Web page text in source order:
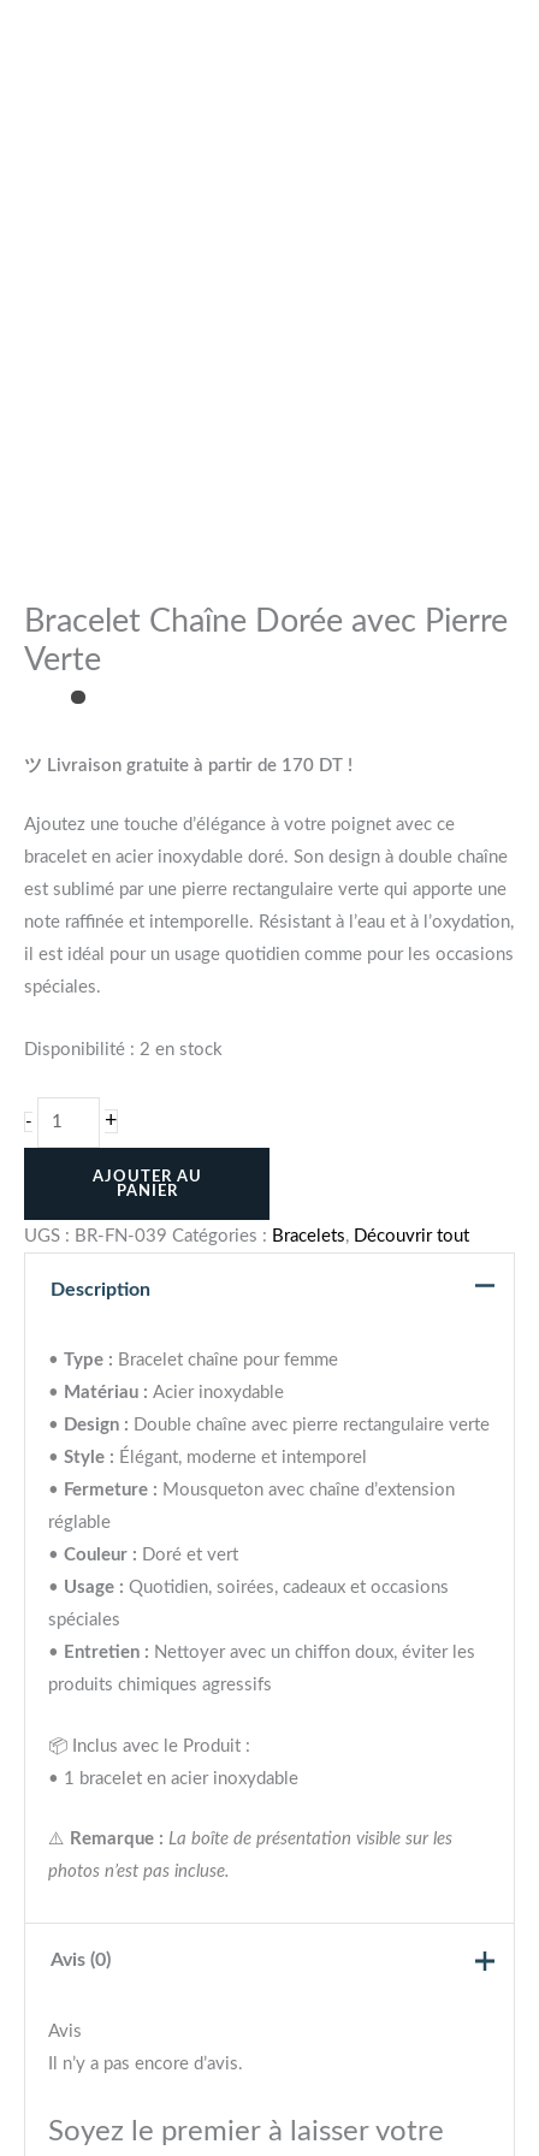
Bracelet Chaîne Dorée avec Pierre
Verte
ツ Livraison gratuite à partir de 170 DT !
Ajoutez une touche d’élégance à votre poignet avec ce
bracelet en acier inoxydable doré. Son design à double chaîne
est sublimé par une pierre rectangulaire verte qui apporte une
note raffinée et intemporelle. Résistant à l’eau et à l’oxydation,
il est idéal pour un usage quotidien comme pour les occasions
spéciales.
Disponibilité : 2 en stock
- +
AJOUTER AU
PANIER
UGS : BR-FN-039 Catégories : Bracelets, Découvrir tout
Description
• Type : Bracelet chaîne pour femme
• Matériau : Acier inoxydable
• Design : Double chaîne avec pierre rectangulaire verte
• Style : Élégant, moderne et intemporel
• Fermeture : Mousqueton avec chaîne d’extension
réglable
• Couleur : Doré et vert
• Usage : Quotidien, soirées, cadeaux et occasions
spéciales
• Entretien : Nettoyer avec un chiffon doux, éviter les
produits chimiques agressifs
📦 Inclus avec le Produit :
• 1 bracelet en acier inoxydable
⚠️ Remarque : La boîte de présentation visible sur les
photos n’est pas incluse.
Avis (0)
Avis
Il n’y a pas encore d’avis.
Soyez le premier à laisser votre